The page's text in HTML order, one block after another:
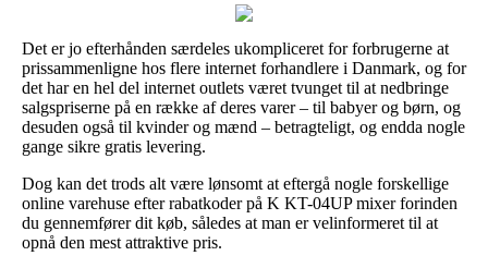
Det er jo efterhånden særdeles ukompliceret for forbrugerne at
prissammenligne hos flere internet forhandlere i Danmark, og for
det har en hel del internet outlets været tvunget til at nedbringe
salgspriserne på en række af deres varer – til babyer og børn, og
desuden også til kvinder og mænd – betragteligt, og endda nogle
gange sikre gratis levering.
Dog kan det trods alt være lønsomt at eftergå nogle forskellige
online varehuse efter rabatkoder på K KT-04UP mixer forinden
du gennemfører dit køb, således at man er velinformeret til at
opnå den mest attraktive pris.